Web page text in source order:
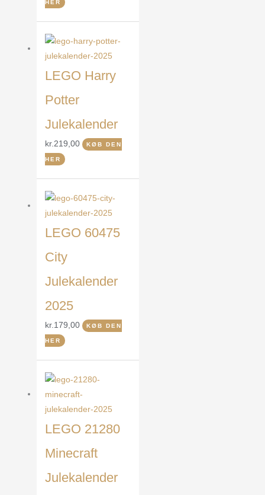
HER
LEGO Harry
Potter
Julekalender
kr.219,00 KØB DEN
HER
LEGO 60475
City
Julekalender
2025
kr.179,00 KØB DEN
HER
LEGO 21280
Minecraft
Julekalender